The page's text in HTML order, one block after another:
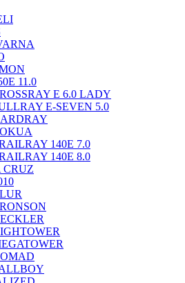
11.0
E 6.0 LADY
E-SEVEN 5.0
140E 7.0
140E 8.0
CRUZ